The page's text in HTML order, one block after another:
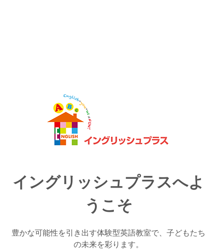
イングリッシュプラスへよ
うこそ
豊かな可能性を引き出す体験型英語教室で、子どもたち
の未来を彩ります。